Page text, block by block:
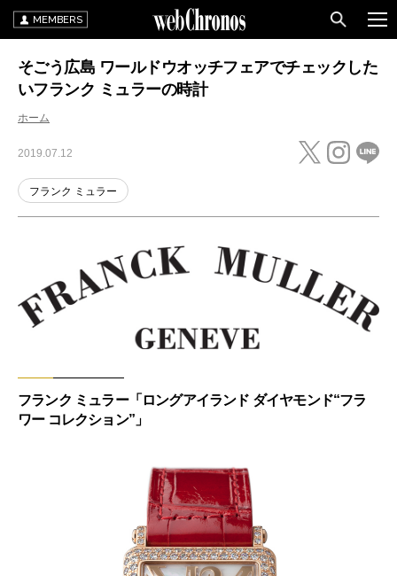
MEMBERS
そごう広島 ワールドウオッチフェアでチェックした
いフランク ミュラーの時計
ホーム
2019.07.12
フランク ミュラー
フランク ミュラー「ロングアイランド ダイヤモンド“フラ
ワー コレクション”」